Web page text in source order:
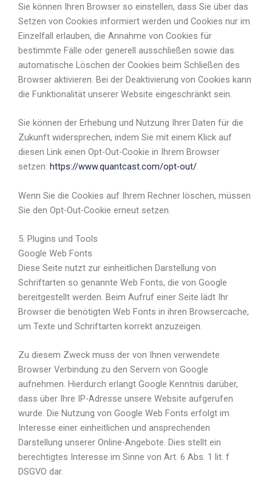
Sie können Ihren Browser so einstellen, dass Sie über das
Setzen von Cookies informiert werden und Cookies nur im
Einzelfall erlauben, die Annahme von Cookies für
bestimmte Fälle oder generell ausschließen sowie das
automatische Löschen der Cookies beim Schließen des
Browser aktivieren. Bei der Deaktivierung von Cookies kann
die Funktionalität unserer Website eingeschränkt sein.
Sie können der Erhebung und Nutzung Ihrer Daten für die
Zukunft widersprechen, indem Sie mit einem Klick auf
diesen Link einen Opt-Out-Cookie in Ihrem Browser
setzen: https://www.quantcast.com/opt-out/.
Wenn Sie die Cookies auf Ihrem Rechner löschen, müssen
Sie den Opt-Out-Cookie erneut setzen.
5. Plugins und Tools
Google Web Fonts
Diese Seite nutzt zur einheitlichen Darstellung von
Schriftarten so genannte Web Fonts, die von Google
bereitgestellt werden. Beim Aufruf einer Seite lädt Ihr
Browser die benötigten Web Fonts in ihren Browsercache,
um Texte und Schriftarten korrekt anzuzeigen.
Zu diesem Zweck muss der von Ihnen verwendete
Browser Verbindung zu den Servern von Google
aufnehmen. Hierdurch erlangt Google Kenntnis darüber,
dass über Ihre IP-Adresse unsere Website aufgerufen
wurde. Die Nutzung von Google Web Fonts erfolgt im
Interesse einer einheitlichen und ansprechenden
Darstellung unserer Online-Angebote. Dies stellt ein
berechtigtes Interesse im Sinne von Art. 6 Abs. 1 lit. f
DSGVO dar.